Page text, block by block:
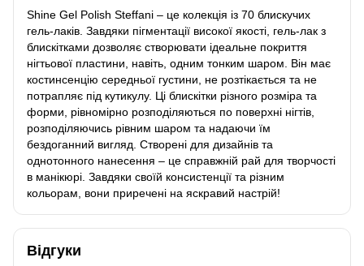
Shine Gel Polish Steffani – це колекція із 70 блискучих
гель-лаків. Завдяки пігментації високої якості, гель-лак з
блискітками дозволяє створювати ідеальне покриття
нігтьової пластини, навіть, одним тонким шаром. Він має
костинсенцію середньої густини, не розтікається та не
потрапляє під кутикулу. Ці блискітки різного розміра та
форми, рівномірно розподіляються по поверхні нігтів,
розподіляючись рівним шаром та надаючи їм
бездоганний вигляд. Створені для дизайнів та
однотонного нанесення – це справжній рай для творчості
в манікюрі. Завдяки своїй консистенції та різним
кольорам, вони приречені на яскравий настрій!
Відгуки